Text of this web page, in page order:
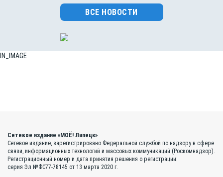
ВСЕ НОВОСТИ
IN_IMAGE
Сетевое издание «МОЁ! Липецк»
Сетевое издание, зарегистрировано Федеральной службой по надзору в сфере
связи, информационных технологий и массовых коммуникаций (Роскомнадзор).
Регистрационный номер и дата принятия решения о регистрации:
серия Эл №ФС77-78145 от 13 марта 2020 г.